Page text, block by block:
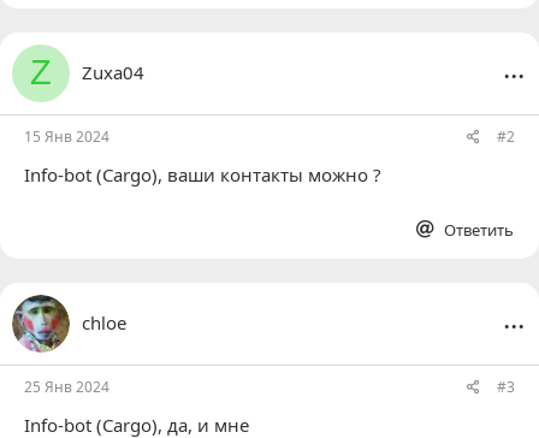
Z Zuxa04 ...
15 Янв 2024 #2
Info-bot (Cargo), ваши контакты можно ?
Ответить
chloe ...
25 Янв 2024 #3
Info-bot (Cargo), да, и мне